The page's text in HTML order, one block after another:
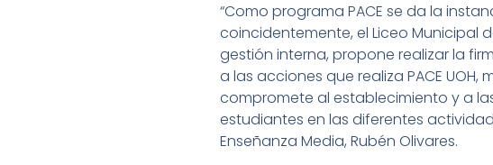
“Como programa PACE se da la
coincidentemente, el Liceo Municipal
gestión interna, propone realizar la
a las acciones que realiza PACE
compromete al establecimiento y a
estudiantes en las diferentes
Enseñanza Media, Rubén Olivares.